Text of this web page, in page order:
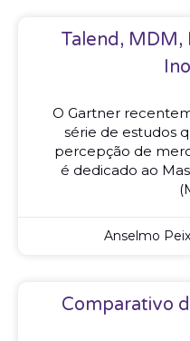
Talend, MDM,
O Gartner
série de estudos
percepção de
é dedicado ao
Anselmo
Comparativo